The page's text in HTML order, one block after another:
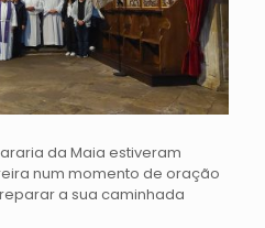
da Maia estiveram
num momento de oração
a sua caminhada